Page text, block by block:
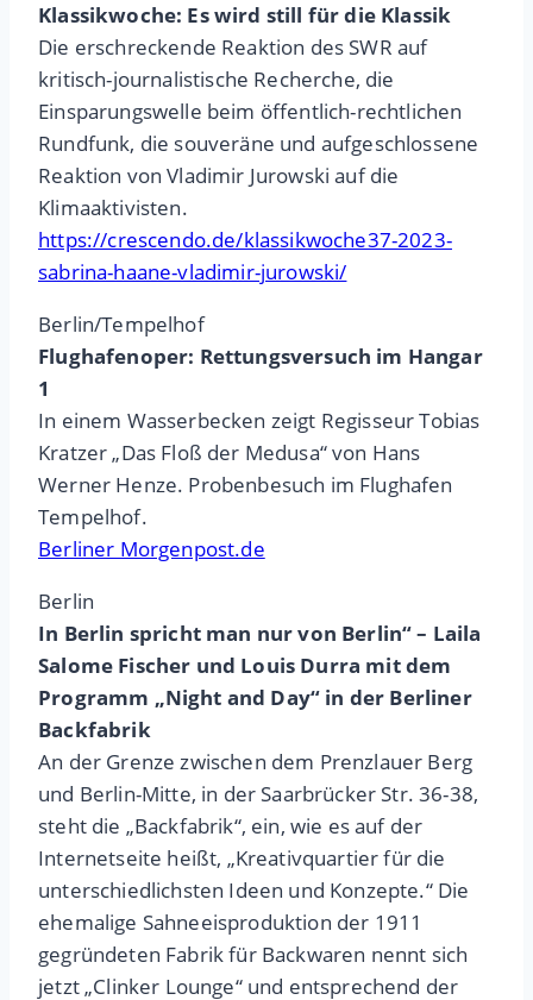
Klassikwoche: Es wird still für die Klassik
Die erschreckende Reaktion des SWR auf
kritisch-journalistische Recherche, die
Einsparungswelle beim öffentlich-rechtlichen
Rundfunk, die souveräne und aufgeschlossene
Reaktion von Vladimir Jurowski auf die
Klimaaktivisten.
https://crescendo.de/klassikwoche37-2023-
sabrina-haane-vladimir-jurowski/
Berlin/Tempelhof
Flughafenoper: Rettungsversuch im Hangar
1
In einem Wasserbecken zeigt Regisseur Tobias
Kratzer „Das Floß der Medusa“ von Hans
Werner Henze. Probenbesuch im Flughafen
Tempelhof.
Berliner Morgenpost.de
Berlin
In Berlin spricht man nur von Berlin“ – Laila
Salome Fischer und Louis Durra mit dem
Programm „Night and Day“ in der Berliner
Backfabrik
An der Grenze zwischen dem Prenzlauer Berg
und Berlin-Mitte, in der Saarbrücker Str. 36-38,
steht die „Backfabrik“, ein, wie es auf der
Internetseite heißt, „Kreativquartier für die
unterschiedlichsten Ideen und Konzepte.“ Die
ehemalige Sahneeisproduktion der 1911
gegründeten Fabrik für Backwaren nennt sich
jetzt „Clinker Lounge“ und entsprechend der